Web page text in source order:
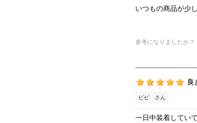
いつもの商品が少
参考になりましたか？
良
ビビ さん
一日中装着してい